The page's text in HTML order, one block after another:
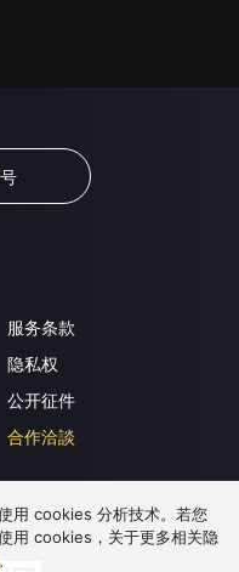
服务条款
隐私权
公开征件
合作洽談
用 cookies 分析技术。若您
用 cookies，关于更多相关隐
。